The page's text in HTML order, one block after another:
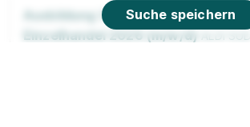
Ausbildung Verkäufer / Kaufmann
Einzelhandel 2026 (m/w/d)
ALDI SÜD
Suche speichern